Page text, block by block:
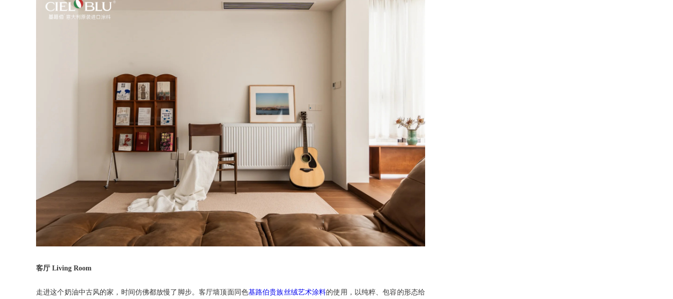
客厅 Living Room
走进这个奶油中古风的家，时间仿佛都放慢了脚步。客厅墙顶面同色基路伯贵族丝绒艺术涂料的使用，以纯粹、包容的形态给